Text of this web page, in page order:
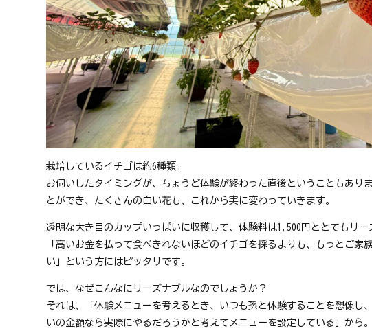
栽培しているイチゴは約6種類。
お伺いしたタイミングが、ちょうど体験が終わった直後ということもあり
とができ、たくさんの白い花も、これから実に変わっていきます。
透明な大き目のカップいっぱいに収穫して、体験料は1,500円ととてもリー
「高いお金を払って食べきれないほどのイチゴを採るよりも、もっとご家
い」という方にはピッタリです。
では、なぜこんなにリーズナブルなのでしょうか？
それは、「体験メニューを考えるとき、いつも孫と体験することを想像し
いの金額なら実際にやるだろうかと考えてメニューを設定している」から。